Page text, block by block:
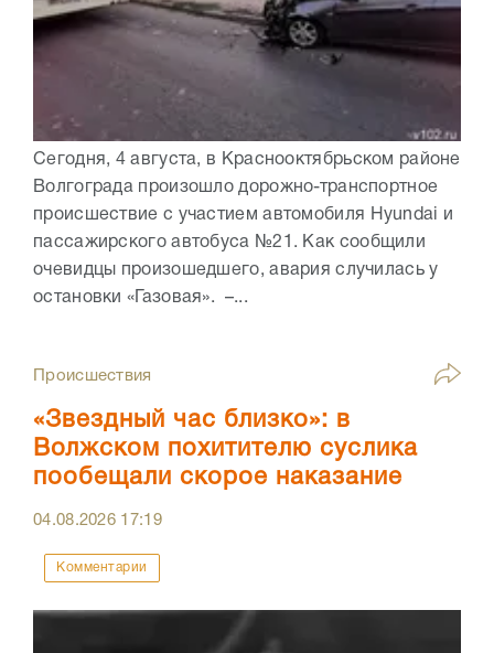
Сегодня, 4 августа, в Краснооктябрьском районе
Волгограда произошло дорожно-транспортное
происшествие с участием автомобиля Hyundai и
пассажирского автобуса №21. Как сообщили
очевидцы произошедшего, авария случилась у
остановки «Газовая». –...
Происшествия
«Звездный час близко»: в
Волжском похитителю суслика
пообещали скорое наказание
04.08.2026 17:19
Комментарии